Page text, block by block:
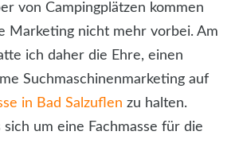
von Campingplätzen kommen
Marketing nicht mehr vorbei. Am
ich daher die Ehre, einen
Suchmaschinenmarketing auf
in Bad Salzuflen zu halten.
sich um eine Fachmasse für die